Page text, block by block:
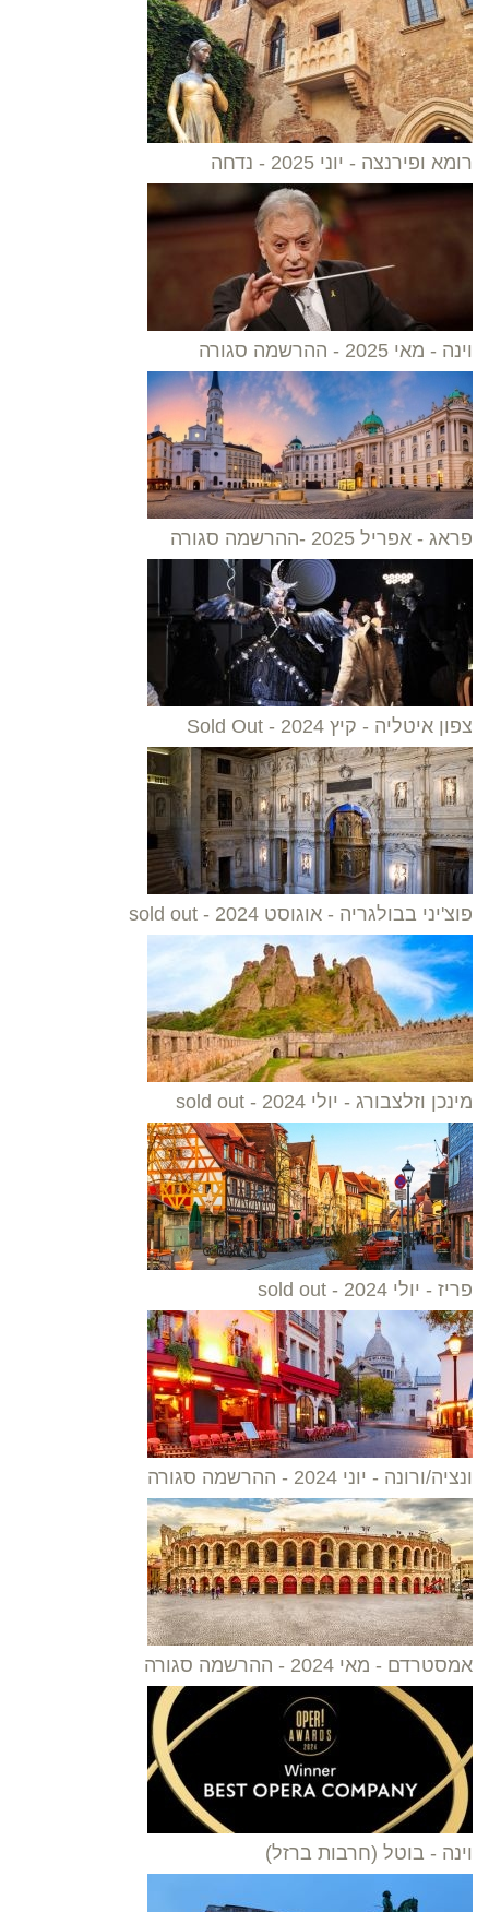
רומא ופירנצה - יוני 2025 - נדחה
וינה - מאי 2025 - ההרשמה סגורה
פראג - אפריל 2025 -ההרשמה סגורה
צפון איטליה - קיץ 2024 - Sold Out
פוצ'יני בבולגריה - אוגוסט 2024 - sold out
מינכן וזלצבורג - יולי 2024 - sold out
פריז - יולי 2024 - sold out
ונציה/ורונה - יוני 2024 - ההרשמה סגורה
אמסטרדם - מאי 2024 - ההרשמה סגורה
וינה - בוטל (חרבות ברזל)